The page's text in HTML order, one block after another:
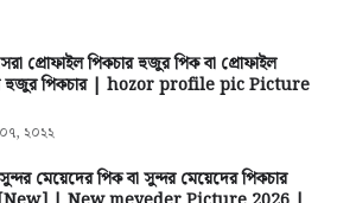
প্রোফাইল পিকচার হুজুর পিক বা প্রোফাইল
হুজুর পিকচার | hozor profile pic Picture
২০২২
মেয়েদের পিক বা সুন্দর মেয়েদের পিকচার